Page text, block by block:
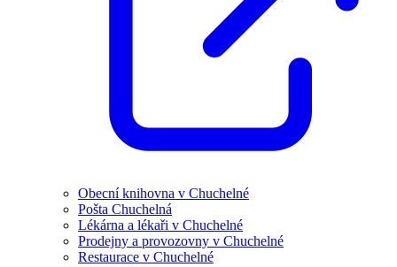
Obecní knihovna v Chuchelné
Pošta Chuchelná
Lékárna a lékaři v Chuchelné
Prodejny a provozovny v Chuchelné
Restaurace v Chuchelné